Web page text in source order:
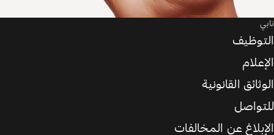
تابي
التوظيف
الإعلام
الوثائق القانونية
للتواصل
الإبلاغ عن المخالفات